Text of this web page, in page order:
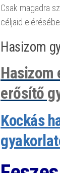
Csak magadra
céljaid
Hasizom
Hasizom
erősítő
Kockás